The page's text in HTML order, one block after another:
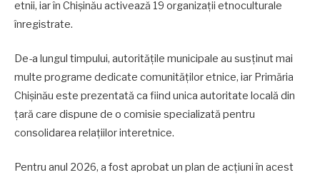
etnii, iar în Chișinău activează 19 organizații etnoculturale
înregistrate.
De-a lungul timpului, autoritățile municipale au susținut mai
multe programe dedicate comunităților etnice, iar Primăria
Chișinău este prezentată ca fiind unica autoritate locală din
țară care dispune de o comisie specializată pentru
consolidarea relațiilor interetnice.
Pentru anul 2026, a fost aprobat un plan de acțiuni în acest